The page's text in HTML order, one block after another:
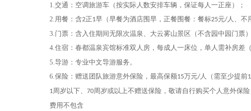
1.交通：空调旅游车（按实际人数安排车辆，保证每人一正座）；
2.用餐：含2正 1早（早餐为酒店围早，正餐围餐：餐标25元/人、不
3.门票：含入住期间无限次温泉、大云雾山景区（不含园中园门票）
4.住宿：春都温泉宾馆标准双人房，每成人一床位，单人需补房差
5.导游：专业中文导游服务。
6.保险：赠送团队旅游意外保险，最高保额15万元/人（需至少提前1
1周岁以下、 70周岁或以上不赠送保险，敬请自行购买个人意外保险
费用不包含